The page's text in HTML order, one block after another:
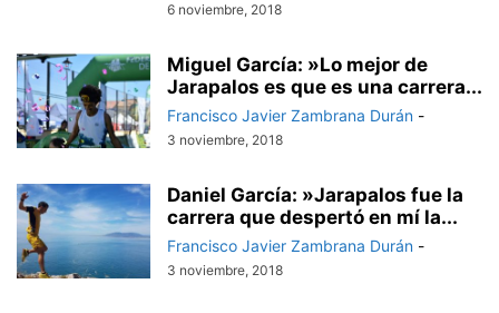
6 noviembre, 2018
Miguel García: »Lo mejor de
Jarapalos es que es una carrera...
Francisco Javier Zambrana Durán -
3 noviembre, 2018
Daniel García: »Jarapalos fue la
carrera que despertó en mí la...
Francisco Javier Zambrana Durán -
3 noviembre, 2018